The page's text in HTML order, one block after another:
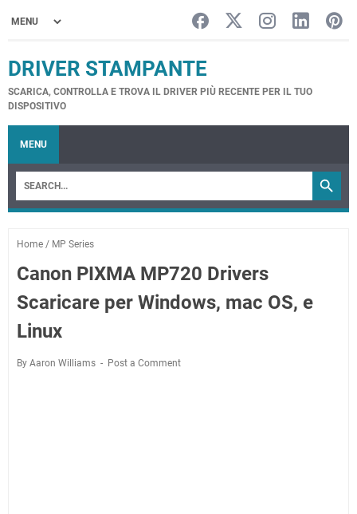
DRIVER STAMPANTE
SCARICA, CONTROLLA E TROVA IL DRIVER PIÙ RECENTE PER IL TUO
DISPOSITIVO
MENU
Home / MP Series
Canon PIXMA MP720 Drivers
Scaricare per Windows, mac OS, e
Linux
By Aaron Williams Post a Comment